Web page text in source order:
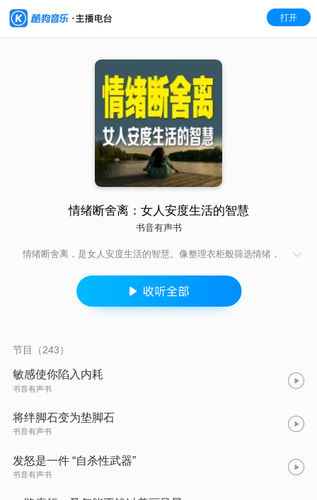
打开
情绪断舍离：女人安度生活的智慧
书音有声书
情绪断舍离，是女人安度生活的智慧。像整理衣柜般筛选情绪，
发生之事的焦虑 —— 这些 “情绪垃圾”，只会挤占快乐和精力的空
间。 不必强迫自己记仇，也别把委屈攒成心结，定期和负面情绪
“告别”。当心里变得清爽，才能装下晨光、花香和日常的小确幸，
节目（243）
敏感使你陷入内耗
书音有声书
将绊脚石变为垫脚石​
书音有声书
发怒是一件 “自杀性武器”​
书音有声书